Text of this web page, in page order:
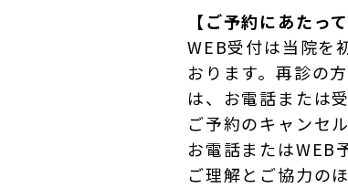
【ご予約にあたっ
WEB受付は当院を
おります。再診の
は、お電話または
ご予約のキャンセ
お電話またはWEB
ご理解とご協力の